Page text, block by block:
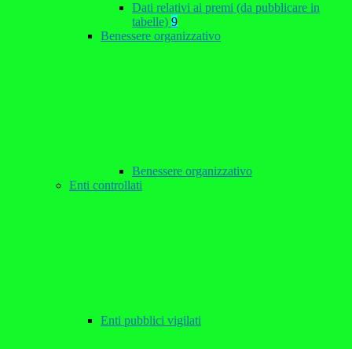
Dati relativi ai premi (da pubblicare in
tabelle) 9
Benessere organizzativo
Benessere organizzativo
Enti controllati
Enti pubblici vigilati